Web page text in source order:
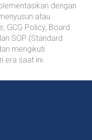
dengan
atau
GCG Policy, Board
SOP (Standard
mengikuti
era saat ini.